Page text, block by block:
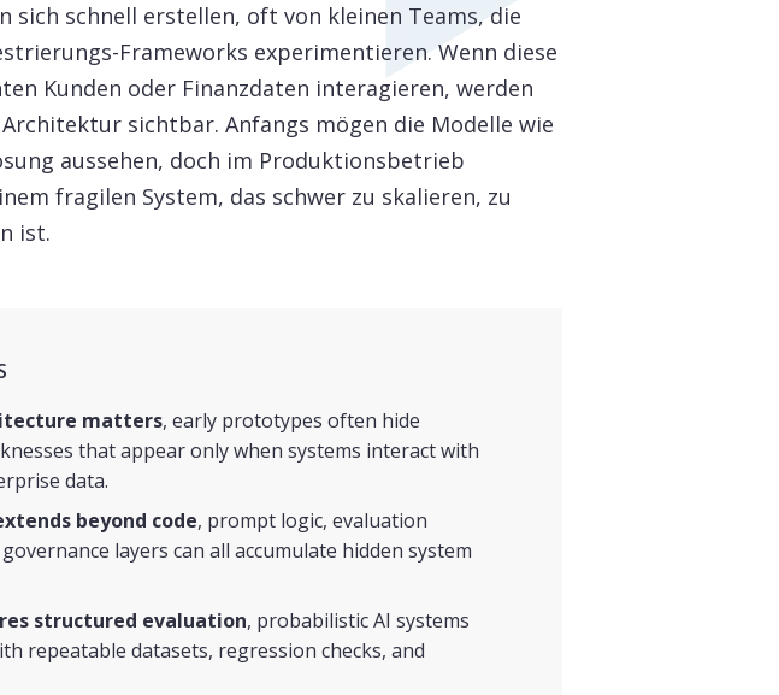
sich schnell erstellen, oft von kleinen Teams, die
Frameworks experimentieren. Wenn diese
Kunden oder Finanzdaten interagieren, werden
sichtbar. Anfangs mögen die Modelle wie
aussehen, doch im Produktionsbetrieb
fragilen System, das schwer zu skalieren, zu
ist.
matters, early prototypes often hide
that appear only when systems interact with
data.
beyond code, prompt logic, evaluation
layers can all accumulate hidden system
structured evaluation, probabilistic AI systems
repeatable datasets, regression checks, and